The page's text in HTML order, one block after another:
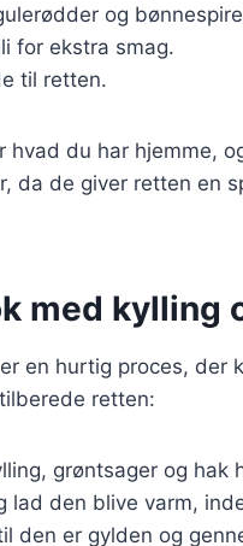
og
for ekstra smag.
til retten.
hvad du har hjemme,
da de giver retten en
med kylling
en hurtig proces, der
retten:
grøntsager og hak
lad den blive varm,
den er gylden og